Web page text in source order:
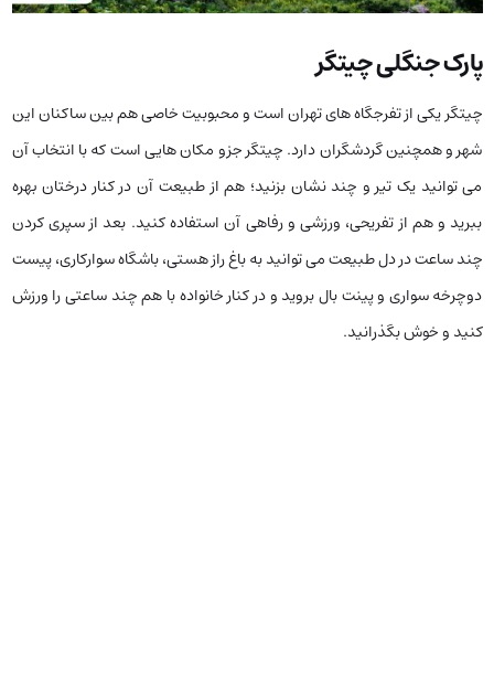
پارک جنگلی چیتگر
چیتگر یکی از تفرجگاه های تهران است و محبوبیت خاصی هم بین ساکنان این
شهر و همچنین گردشگران دارد. چیتگر جزو مکان هایی است که با انتخاب آن
می توانید یک تیر و چند نشان بزنید؛ هم از طبیعت آن در کنار درختان بهره
ببرید و هم از تفریحی، ورزشی و رفاهی آن استفاده کنید. بعد از سپری کردن
چند ساعت در دل طبیعت می توانید به باغ راز هستی، باشگاه سوارکاری، پیست
دوچرخه سواری و پینت بال بروید و در کنار خانواده با هم چند ساعتی را ورزش
کنید و خوش بگذرانید.